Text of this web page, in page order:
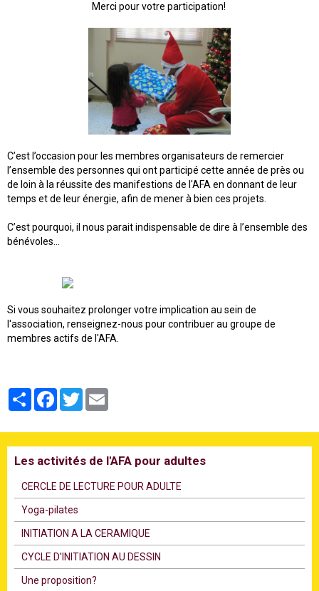
Merci pour votre participation!
C’est l’occasion pour les membres organisateurs de remercier
l’ensemble des personnes qui ont participé cette année de près ou
de loin à la réussite des manifestions de l'AFA en donnant de leur
temps et de leur énergie, afin de mener à bien ces projets.
C’est pourquoi, il nous parait indispensable de dire à l’ensemble des
bénévoles…
Si vous souhaitez prolonger votre implication au sein de
l'association, renseignez-nous pour contribuer au groupe de
membres actifs de l'AFA.
PartagerFacebook
Twitter
Les activités de l'AFA pour adultes
CERCLE DE LECTURE POUR ADULTE
Υoga-pilates
INITIATION A LA CERAMIQUE
CYCLE D'INITIATION AU DESSIN
Une proposition?